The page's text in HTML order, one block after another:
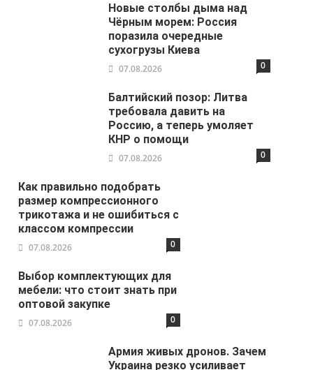
Новые столбы дыма над
Чёрным морем: Россия
поразила очередные
сухогрузы Киева
07.08.2026 0
Балтийский позор: Литва
требовала давить на
Россию, а теперь умоляет
КНР о помощи
07.08.2026 0
Как правильно подобрать
размер компрессионного
трикотажа и не ошибиться с
классом компрессии
07.08.2026 0
Выбор комплектующих для
мебели: что стоит знать при
оптовой закупке
07.08.2026 0
Армия живых дронов. Зачем
Украина резко усиливает